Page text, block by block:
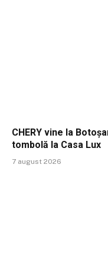
CHERY vine la
tombolă la Casa Lux
7 august 2026